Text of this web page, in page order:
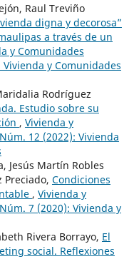
Raul Treviño
digna y decorosa”
a través de un
y Comunidades
y Comunidades
Rodríguez
Estudio sobre su
, Vivienda y
12 (2022): Vivienda
Jesús Martín Robles
Preciado, Condiciones
, Vivienda y
7 (2020): Vivienda y
Rivera Borrayo, El
social. Reflexiones